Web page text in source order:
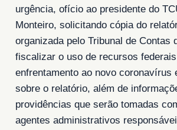
urgência, ofício ao presidente do
Monteiro, solicitando cópia do
organizada pelo Tribunal de Contas
fiscalizar o uso de recursos
enfrentamento ao novo coronavírus
sobre o relatório, além de
providências que serão tomadas
agentes administrativos